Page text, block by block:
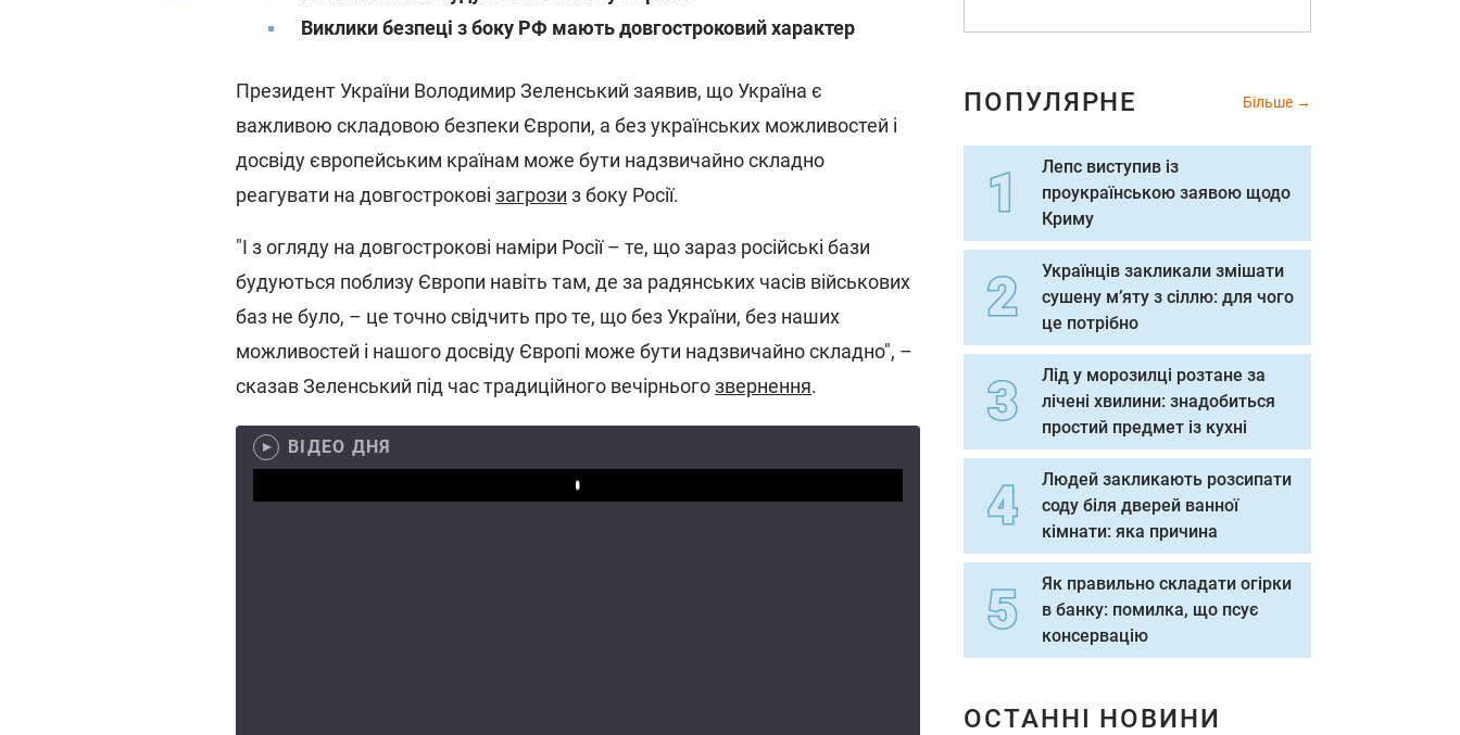
Виклики безпеці з боку РФ мають довгостроковий характер
Президент України Володимир Зеленський заявив, що Україна є
важливою складовою безпеки Європи, а без українських можливостей і
досвіду європейським країнам може бути надзвичайно складно
реагувати на довгострокові загрози з боку Росії.
"І з огляду на довгострокові наміри Росії – те, що зараз російські бази
будуються поблизу Європи навіть там, де за радянських часів військових
баз не було, – це точно свідчить про те, що без України, без наших
можливостей і нашого досвіду Європі може бути надзвичайно складно", –
сказав Зеленський під час традиційного вечірньогозвернення.
ВІДЕО ДНЯ
Play
ПОПУЛЯРНЕ Більше
Лепс виступив із
проукраїнською заявою щодо
Криму
Українців закликали змішати
сушену м’яту з сіллю: для чого
це потрібно
Лід у морозилці розтане за
лічені хвилини: знадобиться
простий предмет із кухні
Людей закликають розсипати
соду біля дверей ванної
кімнати: яка причина
Як правильно складати огірки
в банку: помилка, що псує
консервацію
ОСТАННІ НОВИНИ